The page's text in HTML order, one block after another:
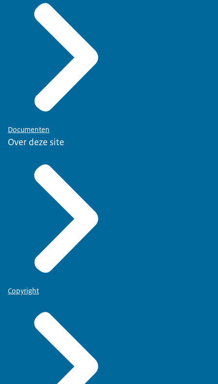
Documenten
Over deze site
Copyright